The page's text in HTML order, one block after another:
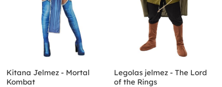
Kitana Jelmez - Mortal
Kombat
Legolas jelmez - The Lord
of the Rings